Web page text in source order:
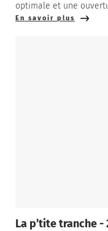
optimale et une
En savoir plus
La p’tite tranche -